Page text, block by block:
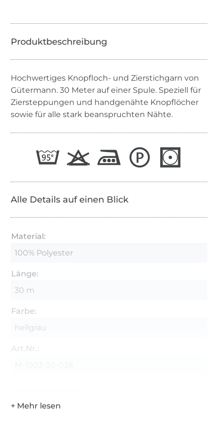
Hochwertiges Knopfloch- und Zierstichgarn von
Gütermann. 30 Meter auf einer Spule. Speziell für
Ziersteppungen und handgenähte Knopflöcher
sowie für alle stark beanspruchten Nähte.
Alle Details auf einen Blick
Material:
100% Polyester
Länge:
30 m
Farbe:
hellgrau
Art.Nr.: